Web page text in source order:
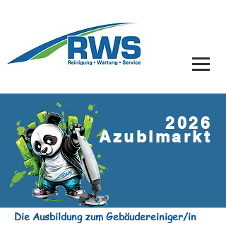
2026
Azubimarkt
Die Ausbildung zum Gebäudereiniger/in